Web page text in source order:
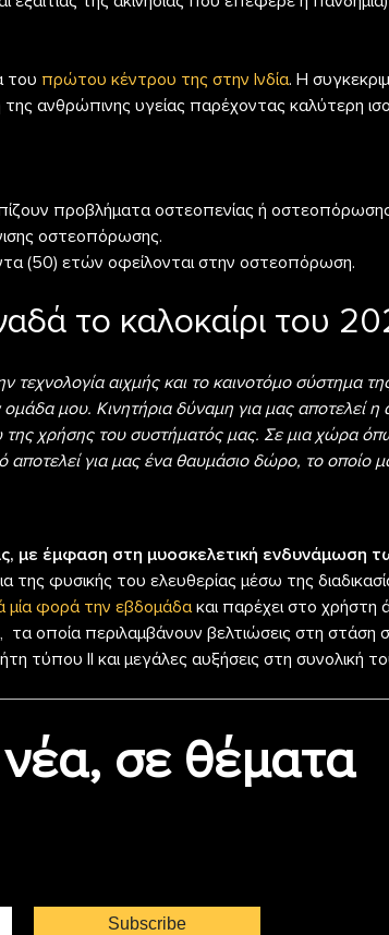
του πρώτου κέντρου της στην Ινδία. Η
ανθρώπινης υγείας παρέχοντας καλύτερη
προβλήματα οστεοπενίας ή
οστεοπόρωσης.
(50) ετών οφείλονται στην οστεοπόρωση.
το καλοκαίρι του
τεχνολογία αιχμής και το καινοτόμο σύστημα
μου. Κινητήρια δύναμη για μας αποτελεί η
της χρήσης του συστήματός μας. Σε μια χώρα
για μας ένα θαυμάσιο δώρο, το οποίο
με έμφαση στη μυοσκελετική ενδυνάμωση
της φυσικής του ελευθερίας μέσω της
μία φορά την εβδομάδακαι παρέχει στο χρήστη
οποία περιλαμβάνουν βελτιώσεις στη στάση
τύπου ΙΙ και μεγάλες αυξήσεις στη συνολική
νέα, σε θέματα